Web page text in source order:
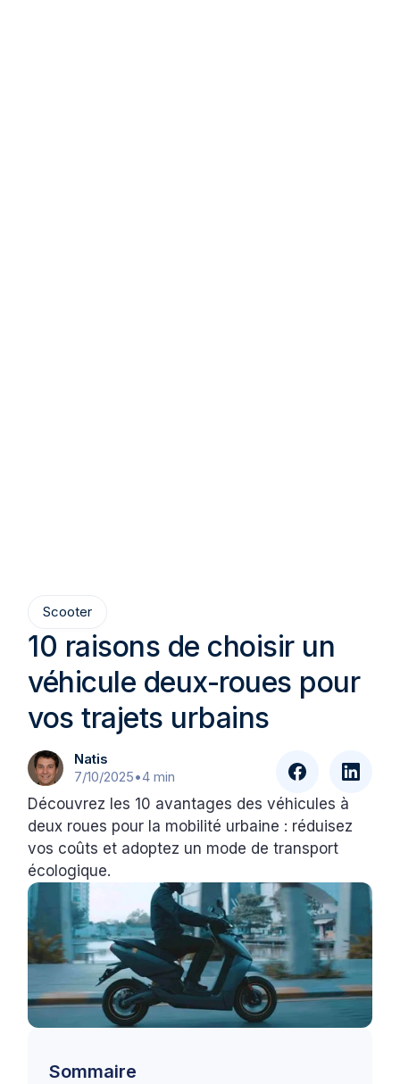
Scooter
10 raisons de choisir un
véhicule deux-roues pour
vos trajets urbains
Natis
7/10/2025•4 min
Découvrez les 10 avantages des véhicules à
deux roues pour la mobilité urbaine : réduisez
vos coûts et adoptez un mode de transport
écologique.
Sommaire